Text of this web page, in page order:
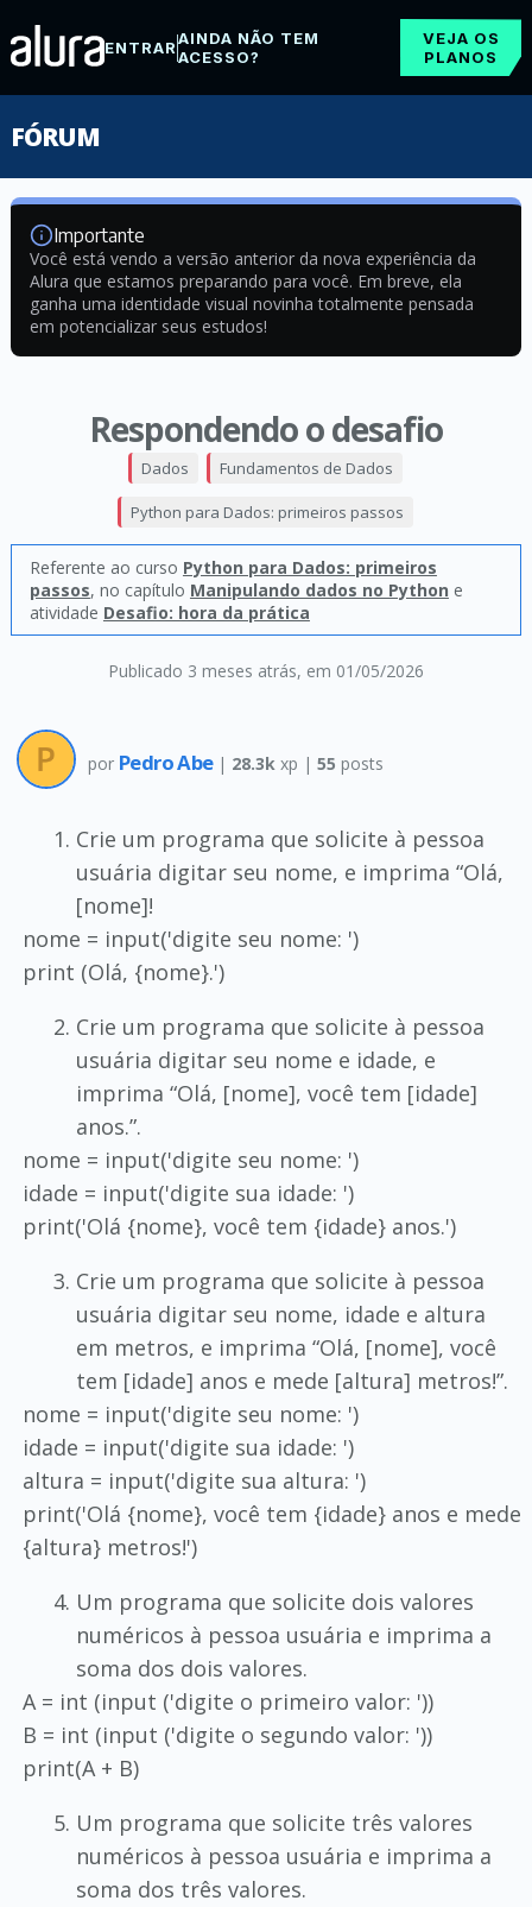
ENTRARAINDA NÃO TEM
ACESSO?
VEJA OS
PLANOS
FÓRUM
Importante
Você está vendo a versão anterior da nova experiência da
Alura que estamos preparando para você. Em breve, ela
ganha uma identidade visual novinha totalmente pensada
em potencializar seus estudos!
Respondendo o desafio
Publicado 3 meses atrás, em 01/05/2026
Dados Fundamentos de Dados
Python para Dados: primeiros passos
Referente ao curso Python para Dados: primeiros
passos, no capítulo Manipulando dados no Python e
atividade Desafio: hora da prática
por Pedro Abe | 28.3k xp | 55 posts
Crie um programa que solicite à pessoa
usuária digitar seu nome, e imprima “Olá,
[nome]!
nome = input('digite seu nome: ')
print (Olá, {nome}.')
Crie um programa que solicite à pessoa
usuária digitar seu nome e idade, e
imprima “Olá, [nome], você tem [idade]
anos.”.
nome = input('digite seu nome: ')
idade = input('digite sua idade: ')
print('Olá {nome}, você tem {idade} anos.')
Crie um programa que solicite à pessoa
usuária digitar seu nome, idade e altura
em metros, e imprima “Olá, [nome], você
tem [idade] anos e mede [altura] metros!”.
nome = input('digite seu nome: ')
idade = input('digite sua idade: ')
altura = input('digite sua altura: ')
print('Olá {nome}, você tem {idade} anos e mede
{altura} metros!')
Um programa que solicite dois valores
numéricos à pessoa usuária e imprima a
soma dos dois valores.
A = int (input ('digite o primeiro valor: '))
B = int (input ('digite o segundo valor: '))
print(A + B)
Um programa que solicite três valores
numéricos à pessoa usuária e imprima a
soma dos três valores.